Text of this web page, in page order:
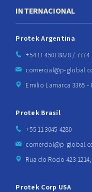
INTERNACIONAL
Protek Argentina
+54 11 4501 8878 / 7774
comercial@p-
Emilio Lamarca 3365 -
Protek Brasil
+55 11 3045 4280
comercial@p-
Rua do Rocio 423-
Protek Corp USA